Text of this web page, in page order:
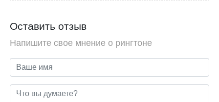
Оставить отзыв
Напишите свое мнение о рингтоне